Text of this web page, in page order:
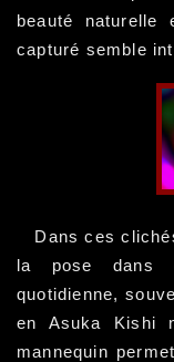
beauté naturelle
capturé semble
Dans ces
la pose dans
quotidienne,
en Asuka Kishi
mannequin